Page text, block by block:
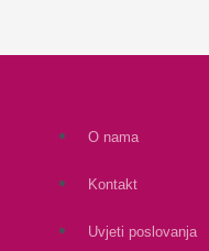
O nama
Kontakt
Uvjeti poslovanja